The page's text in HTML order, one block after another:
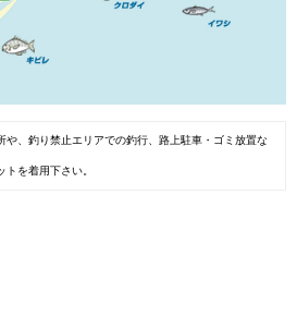
、釣り禁止エリアでの釣行、路上駐車・ゴミ放置な
を着用下さい。